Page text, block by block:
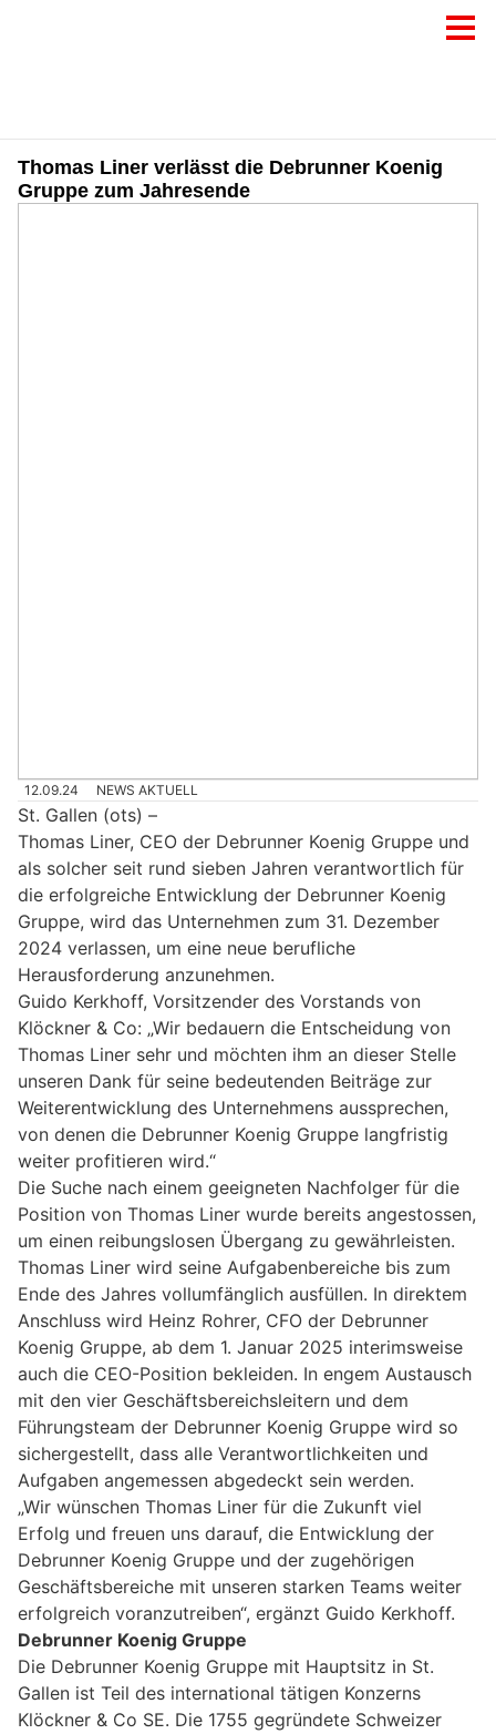
Thomas Liner verlässt die Debrunner Koenig
Gruppe zum Jahresende
12.09.24 NEWS AKTUELL
St. Gallen (ots) –
Thomas Liner, CEO der Debrunner Koenig Gruppe und
als solcher seit rund sieben Jahren verantwortlich für
die erfolgreiche Entwicklung der Debrunner Koenig
Gruppe, wird das Unternehmen zum 31. Dezember
2024 verlassen, um eine neue berufliche
Herausforderung anzunehmen.
Guido Kerkhoff, Vorsitzender des Vorstands von
Klöckner & Co: „Wir bedauern die Entscheidung von
Thomas Liner sehr und möchten ihm an dieser Stelle
unseren Dank für seine bedeutenden Beiträge zur
Weiterentwicklung des Unternehmens aussprechen,
von denen die Debrunner Koenig Gruppe langfristig
weiter profitieren wird.“
Die Suche nach einem geeigneten Nachfolger für die
Position von Thomas Liner wurde bereits angestossen,
um einen reibungslosen Übergang zu gewährleisten.
Thomas Liner wird seine Aufgabenbereiche bis zum
Ende des Jahres vollumfänglich ausfüllen. In direktem
Anschluss wird Heinz Rohrer, CFO der Debrunner
Koenig Gruppe, ab dem 1. Januar 2025 interimsweise
auch die CEO-Position bekleiden. In engem Austausch
mit den vier Geschäftsbereichsleitern und dem
Führungsteam der Debrunner Koenig Gruppe wird so
sichergestellt, dass alle Verantwortlichkeiten und
Aufgaben angemessen abgedeckt sein werden.
„Wir wünschen Thomas Liner für die Zukunft viel
Erfolg und freuen uns darauf, die Entwicklung der
Debrunner Koenig Gruppe und der zugehörigen
Geschäftsbereiche mit unseren starken Teams weiter
erfolgreich voranzutreiben“, ergänzt Guido Kerkhoff.
Debrunner Koenig Gruppe
Die Debrunner Koenig Gruppe mit Hauptsitz in St.
Gallen ist Teil des international tätigen Konzerns
Klöckner & Co SE. Die 1755 gegründete Schweizer